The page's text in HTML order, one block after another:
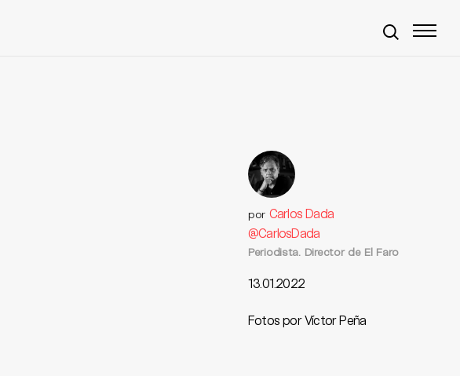
por Carlos Dada
@CarlosDada
Periodista. Director de El Faro
13.01.2022
Fotos por Víctor Peña